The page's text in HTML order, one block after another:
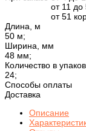
от 11 до 50
от 51 коробки
Длина, м
50 м;
Ширина, мм
48 мм;
Количество в
24;
Способы оплаты
Доставка
Описание